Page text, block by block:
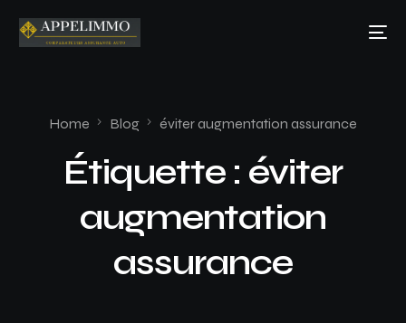
Home Blog éviter augmentation assurance
Étiquette : éviter
augmentation
assurance